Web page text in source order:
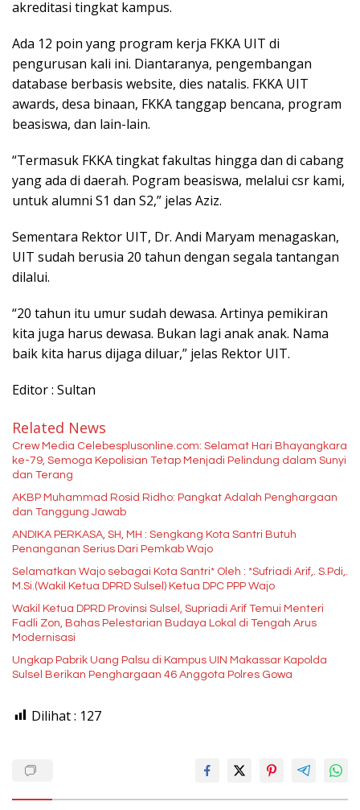
akreditasi tingkat kampus.
Ada 12 poin yang program kerja FKKA UIT di
pengurusan kali ini. Diantaranya, pengembangan
database berbasis website, dies natalis. FKKA UIT
awards, desa binaan, FKKA tanggap bencana, program
beasiswa, dan lain-lain.
“Termasuk FKKA tingkat fakultas hingga dan di cabang
yang ada di daerah. Pogram beasiswa, melalui csr kami,
untuk alumni S1 dan S2,” jelas Aziz.
Sementara Rektor UIT, Dr. Andi Maryam menagaskan,
UIT sudah berusia 20 tahun dengan segala tantangan
dilalui.
“20 tahun itu umur sudah dewasa. Artinya pemikiran
kita juga harus dewasa. Bukan lagi anak anak. Nama
baik kita harus dijaga diluar,” jelas Rektor UIT.
Editor : Sultan
Related News
Crew Media Celebesplusonline.com: Selamat Hari Bhayangkara
ke-79, Semoga Kepolisian Tetap Menjadi Pelindung dalam Sunyi
dan Terang
AKBP Muhammad Rosid Ridho: Pangkat Adalah Penghargaan
dan Tanggung Jawab
ANDIKA PERKASA, SH, MH : Sengkang Kota Santri Butuh
Penanganan Serius Dari Pemkab Wajo
Selamatkan Wajo sebagai Kota Santri* Oleh : *Sufriadi Arif,. S.Pdi,.
M.Si.(Wakil Ketua DPRD Sulsel) Ketua DPC PPP Wajo
Wakil Ketua DPRD Provinsi Sulsel, Supriadi Arif Temui Menteri
Fadli Zon, Bahas Pelestarian Budaya Lokal di Tengah Arus
Modernisasi
Ungkap Pabrik Uang Palsu di Kampus UIN Makassar Kapolda
Sulsel Berikan Penghargaan 46 Anggota Polres Gowa
Dilihat : 127